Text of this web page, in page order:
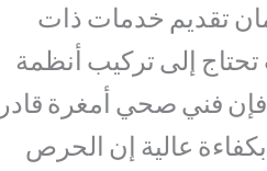
تقديم خدمات ذات
إلى تركيب أنظمة
فإن فني صحي أمغرة قادر
عالية إن الحرص